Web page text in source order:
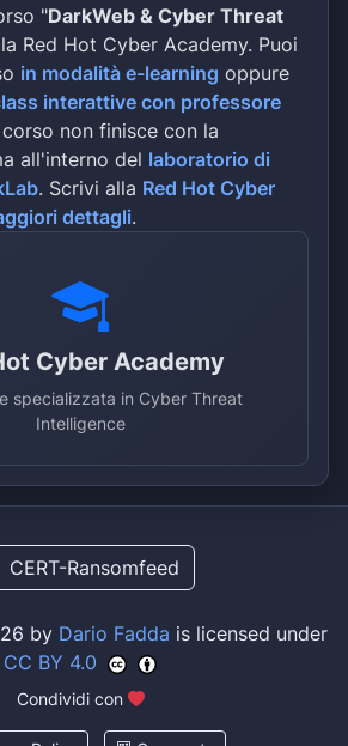
"DarkWeb & Cyber Threat
Red Hot Cyber Academy. Puoi
in modalità e-learning oppure
interattive con professore
non finisce con la
all'interno del laboratorio di
. Scrivi alla Red Hot Cyber
dettagli.
Cyber Academy
specializzata in Cyber Threat
Intelligence
CERT-Ransomfeed
by Dario Fadda is licensed under
CC BY 4.0
Condividi con